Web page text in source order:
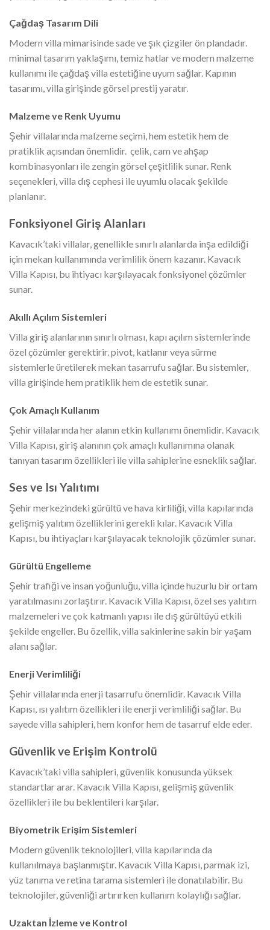
Çağdaş Tasarım Dili
Modern villa mimarisinde sade ve şık çizgiler ön plandadır.
minimal tasarım yaklaşımı, temiz hatlar ve modern malzeme
kullanımı ile çağdaş villa estetiğine uyum sağlar. Kapının
tasarımı, villa girişinde görsel prestij yaratır.
Malzeme ve Renk Uyumu
Şehir villalarında malzeme seçimi, hem estetik hem de
pratiklik açısından önemlidir. çelik, cam ve ahşap
kombinasyonları ile zengin görsel çeşitlilik sunar. Renk
seçenekleri, villa dış cephesi ile uyumlu olacak şekilde
planlanır.
Fonksiyonel Giriş Alanları
Kavacık’taki villalar, genellikle sınırlı alanlarda inşa edildiği
için mekan kullanımında verimlilik önem kazanır. Kavacık
Villa Kapısı, bu ihtiyacı karşılayacak fonksiyonel çözümler
sunar.
Akıllı Açılım Sistemleri
Villa giriş alanlarının sınırlı olması, kapı açılım sistemlerinde
özel çözümler gerektirir. pivot, katlanır veya sürme
sistemlerle üretilerek mekan tasarrufu sağlar. Bu sistemler,
villa girişinde hem pratiklik hem de estetik sunar.
Çok Amaçlı Kullanım
Şehir villalarında her alanın etkin kullanımı önemlidir. Kavacık
Villa Kapısı, giriş alanının çok amaçlı kullanımına olanak
tanıyan tasarım özellikleri ile villa sahiplerine esneklik sağlar.
Ses ve Isı Yalıtımı
Şehir merkezindeki gürültü ve hava kirliliği, villa kapılarında
gelişmiş yalıtım özelliklerini gerekli kılar. Kavacık Villa
Kapısı, bu ihtiyaçları karşılayacak teknolojik çözümler sunar.
Gürültü Engelleme
Şehir trafiği ve insan yoğunluğu, villa içinde huzurlu bir ortam
yaratılmasını zorlaştırır. Kavacık Villa Kapısı, özel ses yalıtım
malzemeleri ve çok katmanlı yapısı ile dış gürültüyü etkili
şekilde engeller. Bu özellik, villa sakinlerine sakin bir yaşam
alanı sağlar.
Enerji Verimliliği
Şehir villalarında enerji tasarrufu önemlidir. Kavacık Villa
Kapısı, ısı yalıtım özellikleri ile enerji verimliliği sağlar. Bu
sayede villa sahipleri, hem konfor hem de tasarruf elde eder.
Güvenlik ve Erişim Kontrolü
Kavacık’taki villa sahipleri, güvenlik konusunda yüksek
standartlar arar. Kavacık Villa Kapısı, gelişmiş güvenlik
özellikleri ile bu beklentileri karşılar.
Biyometrik Erişim Sistemleri
Modern güvenlik teknolojileri, villa kapılarında da
kullanılmaya başlanmıştır. Kavacık Villa Kapısı, parmak izi,
yüz tanıma ve retina tarama sistemleri ile donatılabilir. Bu
teknolojiler, güvenliği artırırken kullanım kolaylığı sağlar.
Uzaktan İzleme ve Kontrol